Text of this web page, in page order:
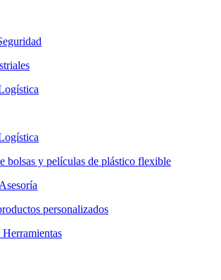
bolsas y películas de plástico flexible
personalizados